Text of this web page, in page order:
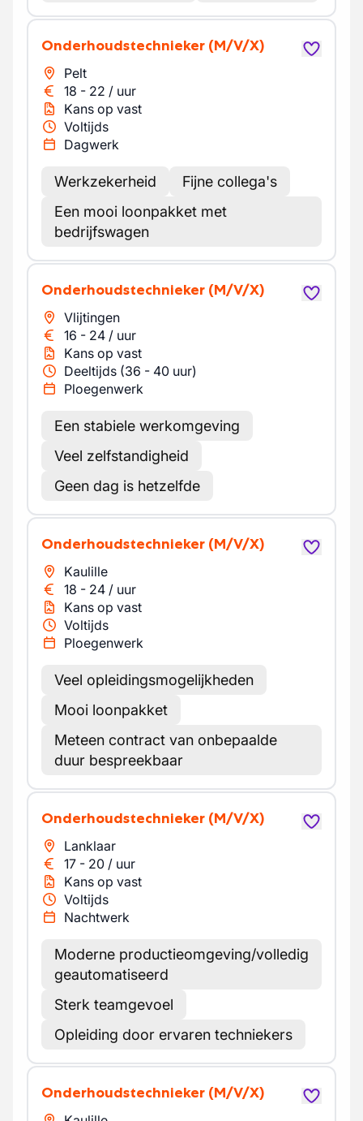
Onderhoudstechnieker (M/V/X)
Pelt
18 - 22 / uur
Kans op vast
Voltijds
Dagwerk
Werkzekerheid
Fijne collega's
Een mooi loonpakket met
bedrijfswagen
Onderhoudstechnieker (M/V/X)
Vlijtingen
16 - 24 / uur
Kans op vast
Deeltijds (36 - 40 uur)
Ploegenwerk
Een stabiele werkomgeving
Veel zelfstandigheid
Geen dag is hetzelfde
Onderhoudstechnieker (M/V/X)
Kaulille
18 - 24 / uur
Kans op vast
Voltijds
Ploegenwerk
Veel opleidingsmogelijkheden
Mooi loonpakket
Meteen contract van onbepaalde
duur bespreekbaar
Onderhoudstechnieker (M/V/X)
Lanklaar
17 - 20 / uur
Kans op vast
Voltijds
Nachtwerk
Moderne productieomgeving/volledig
geautomatiseerd
Sterk teamgevoel
Opleiding door ervaren techniekers
Onderhoudstechnieker (M/V/X)